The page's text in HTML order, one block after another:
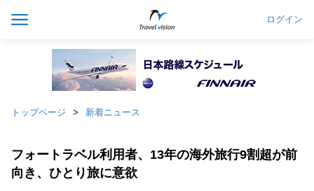
ログイン
トップページ 新着ニュース
フォートラベル利用者、13年の海外旅行9割超が前
向き、ひとり旅に意欲